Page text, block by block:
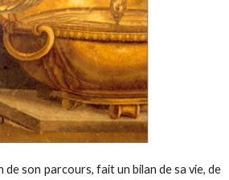
de son parcours, fait un bilan de sa vie, de